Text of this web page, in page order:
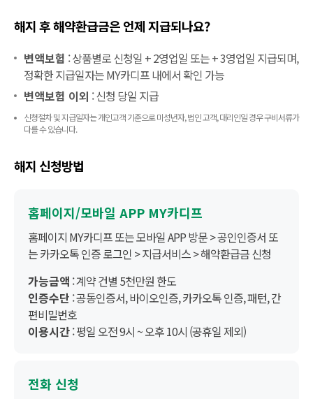
해지 후 해약환급금은 언제 지급되나요?
변액보험 : 상품별로 신청일 + 2영업일 또는 + 3영업일 지급되며,
정확한 지급일자는 MY카디프 내에서 확인 가능
변액보험 이외 : 신청 당일 지급
신청절차 및 지급일자는 개인고객 기준으로 미성년자, 법인 고객, 대리인일 경우 구비서류가
다를 수 있습니다.
해지 신청방법
홈페이지/모바일 APP MY카디프
홈페이지 MY카디프 또는 모바일 APP 방문 > 공인인증서 또
는 카카오톡 인증 로그인 > 지급서비스 > 해약환급금 신청
가능금액 : 계약 건별 5천만원 한도
인증수단 : 공동인증서, 바이오인증, 카카오톡 인증, 패턴, 간
편비밀번호
이용시간: 평일 오전 9시 ~ 오후 10시 (공휴일 제외)
전화 신청